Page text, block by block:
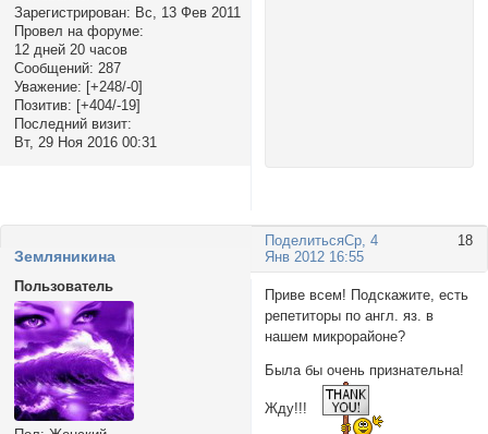
Зарегистрирован: Вс, 13 Фев 2011
Провел на форуме:
12 дней 20 часов
Сообщений: 287
Уважение: [+248/-0]
Позитив: [+404/-19]
Последний визит:
Вт, 29 Ноя 2016 00:31
Поделиться 18
Ср, 4
Янв 2012 16:55
Земляникина
Пользователь
Приве всем! Подскажите, есть
репетиторы по англ. яз. в
нашем микрорайоне?
Была бы очень признательна!
Жду!!!